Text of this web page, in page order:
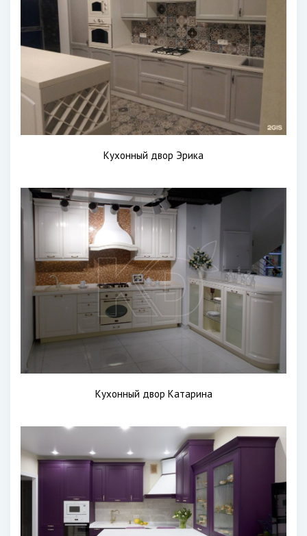
Кухонный двор Эрика
Кухонный двор Катарина